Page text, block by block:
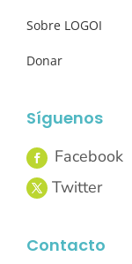
Sobre LOGOI
Donar
Síguenos
Contacto